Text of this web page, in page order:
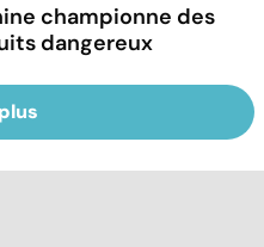
championne des
dangereux